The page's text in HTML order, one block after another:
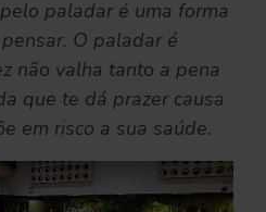
paladar é uma forma
O paladar é
não valha tanto a pena
que te dá prazer causa
em risco a sua saúde.